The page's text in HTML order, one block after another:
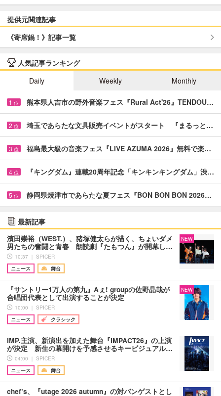
提供元関連記事
《寄席鍋！》記事一覧
人気記事ランキング
Daily
Weekly Monthly
1 位 熊本県人吉市の野外音楽フェス『Rural Act'26』TENDOU…
2 位 埼玉であらたな文具販売イベントがスタート 『まるっと…
3 位 福島最大級の音楽フェス『LIVE AZUMA 2026』無料で楽…
4 位 『キングダム』連載20周年記念「キンキンキングダム」渋…
5 位 静岡県焼津市であらたな夏フェス『BON BON BON 2026…
最新記事
濱田崇裕（WEST.）、猪塚健太らが描く、ちょいダメ
男たちの奮闘と青春 朗読劇『たもつん』が開幕し…
10:37 ｜ SPICER
ニュース
舞台
NEW
『サントリー1万人の第九』Aぇ! groupの佐野晶哉が
合唱団代表として出演することが決定
10:00 ｜ SPICER
ニュース
クラシック
NEW
IMP.主演、新演出を加えた舞台『IMPACT26』の上演
が決定 新生の幕開けを予感させるキービジュアル…
04:00 ｜ SPICER
ニュース
舞台
chef’s、『utage 2026 autumn』の対バンゲストとし